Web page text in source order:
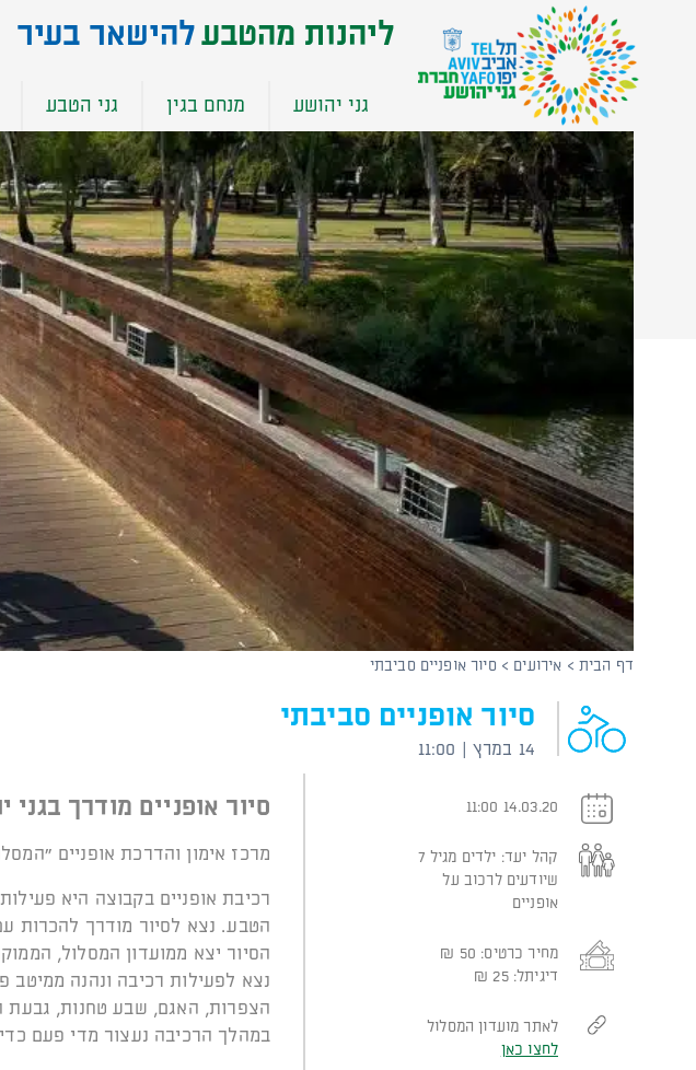
הַמִּשְׁתַּמְּשִׁים
קוֹרֵא־מָסָךְ;
ליהנות מהטבע להישאר בעיר​
גני יהושע מנחם בגין גני הטבע
דף הבית > אירועים > סיור אופניים סביבתי
סיור אופניים סביבתי
14 במרץ | 11:00
14.03.20 11:00
קהל יעד:
ילדים מגיל 7
שיודעים לרכוב על
אופניים
מחיר כרטיס:
₪
דיגיתל: 25
₪
לאתר מועדון המסלול
לחצו כאן
סיור אופניים מודרך בגני
מרכז אימון והדרכת אופניים
רכיבת אופניים בקבוצה היא
הטבע. נצא לסיור מודרך להכרות
הסיור יצא ממועדון המסלול,
נצא לפעילות רכיבה ונהנה
הצפרות, האגם, שבע טחנות, גבעת
במהלך הרכיבה נעצור מדי פעם